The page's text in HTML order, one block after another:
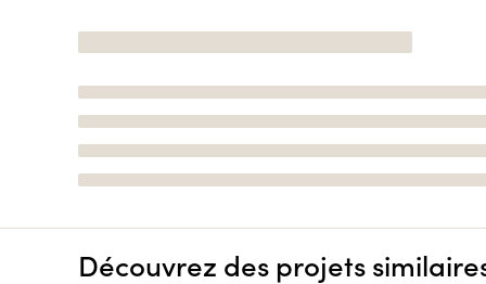
Découvrez des projets